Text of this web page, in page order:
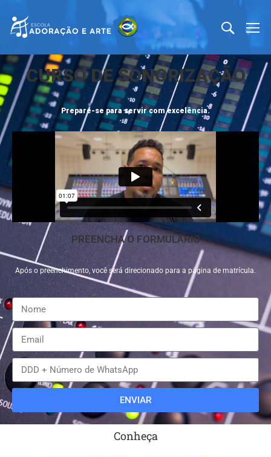
CURSO DE SONORIZAÇÃO
Prepare-se para servir com excelência.
PREENCHA O FORMULÁRIO
Após o preenchimento, você será direcionado para a página de matrícula.
ENVIAR
Conheça